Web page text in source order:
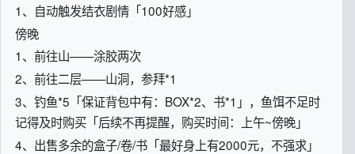
1、自动触发结衣剧情「100好感」
傍晚
1、前往山——涂胶两次
2、前往二层——山洞，参拜*1
3、钓鱼*5「保证背包中有：BOX*2、书*1」，鱼饵不足时
记得及时购买「后续不再提醒，购买时间：上午~傍晚」
4、出售多余的盒子/卷/书「最好身上有2000元，不强求」